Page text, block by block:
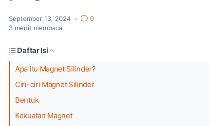
September 13, 2024 •
0
3 menit membaca
Daftar Isi
Apa itu Magnet Silinder?
Ciri-ciri Magnet Silinder
Bentuk
Kekuatan Magnet